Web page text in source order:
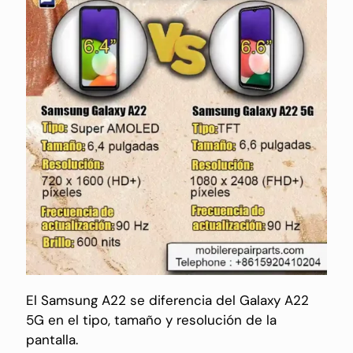
El Samsung A22 se diferencia del Galaxy A22
5G en el tipo, tamaño y resolución de la
pantalla.